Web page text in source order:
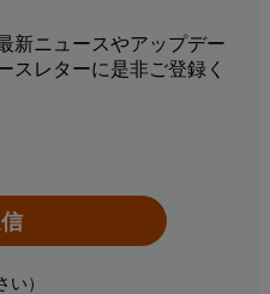
新ニュースやアップデー
スレターに是非ご登録く
）